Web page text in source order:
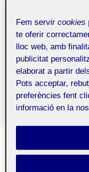
de març
Mediante este texto
reflexiones
Transcepto...
3D
Fem servircookies
te oferir
lloc web, amb
publicitat
elaborat a partir
Pots acceptar,
preferències fent
informació en la